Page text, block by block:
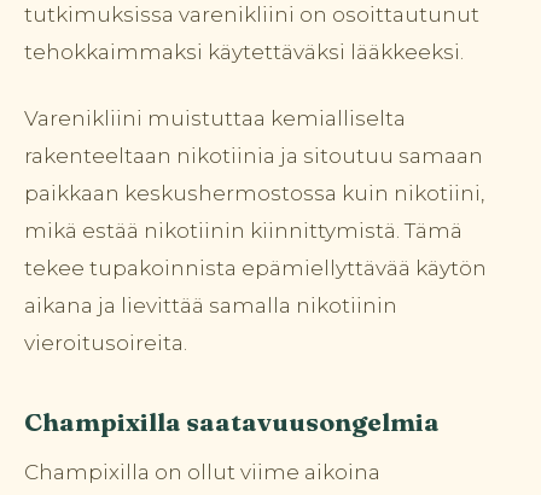
tutkimuksissa varenikliini on osoittautunut
tehokkaimmaksi käytettäväksi lääkkeeksi.
Varenikliini muistuttaa kemialliselta
rakenteeltaan nikotiinia ja sitoutuu samaan
paikkaan keskushermostossa kuin nikotiini,
mikä estää nikotiinin kiinnittymistä. Tämä
tekee tupakoinnista epämiellyttävää käytön
aikana ja lievittää samalla nikotiinin
vieroitusoireita.
Champixilla saatavuusongelmia
Champixilla on ollut viime aikoina